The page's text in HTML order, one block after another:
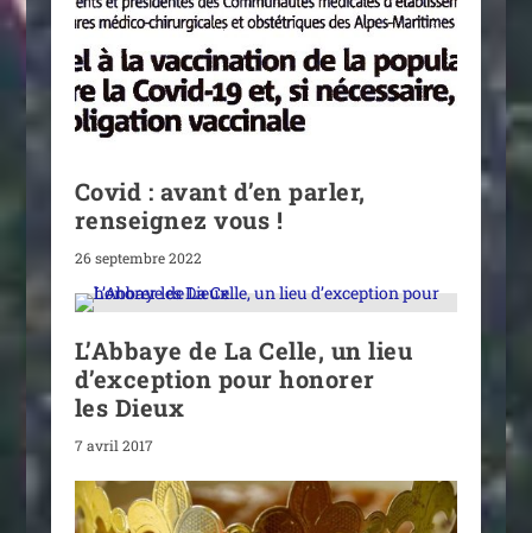
Covid : avant d’en parler,
renseignez vous !
26 septembre 2022
L’Abbaye de La Celle, un lieu
d’exception pour honorer
les Dieux
7 avril 2017